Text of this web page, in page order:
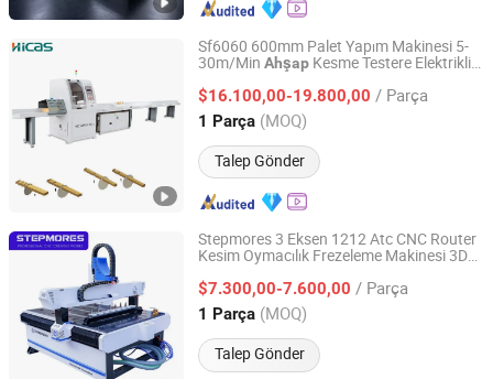
Sf6060 600mm Palet Yapım Makinesi 5-
30m/Min Ahşap Kesme Testere Elektrikli
$16.100,00-19.800,00 / Parça
1 Parça (MOQ)
Talep Gönder
Qingdao High-Class Service Import & Export Co., Ltd.
Shandong, China Fiyat 2016
Stepmores 3 Eksen 1212 Atc CNC Router
Kesim Oymacılık Frezeleme Makinesi 3D
$7.300,00-7.600,00 / Parça
1 Parça (MOQ)
Talep Gönder
Jinan Chentuo Cnc Equipment Co., Ltd
Shandong, China Fiyat 2015